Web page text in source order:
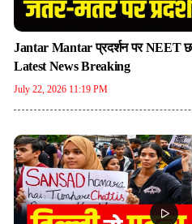
Jantar Mantar प्रदर्शन पर NEET
Latest News Breaking
July 22, 2026 11:19 PM